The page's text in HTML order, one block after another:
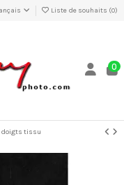
Liste de souhaits (0)
0
doigts tissu